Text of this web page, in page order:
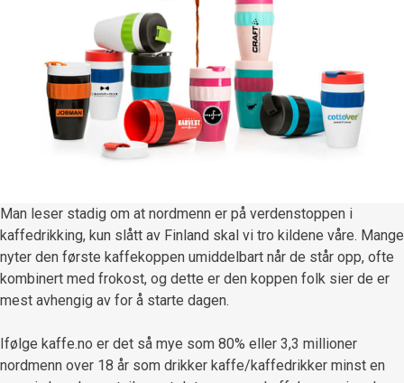
Man leser stadig om at nordmenn er på verdenstoppen i
kaffedrikking, kun slått av Finland skal vi tro kildene våre. Mange
nyter den første kaffekoppen umiddelbart når de står opp, ofte
kombinert med frokost, og dette er den koppen folk sier de er
mest avhengig av for å starte dagen.
Ifølge kaffe.no er det så mye som 80% eller 3,3 millioner
nordmenn over 18 år som drikker kaffe/kaffedrikker minst en